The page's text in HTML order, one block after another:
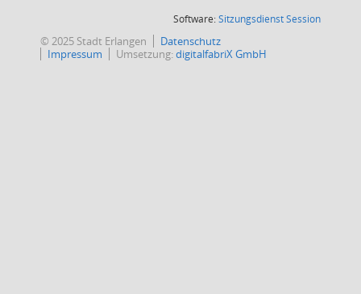
Software:SitzungsdienstSession(Wird in
© 2025 Stadt Erlangen
Datenschutz
Impressum
Umsetzung:digitalfabriX GmbH